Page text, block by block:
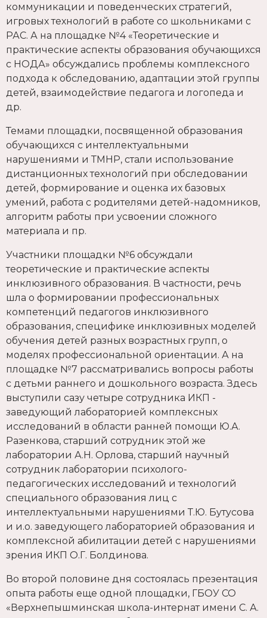
коммуникации и поведенческих стратегий,
игровых технологий в работе со школьниками с
РАС. А на площадке №4 «Теоретические и
практические аспекты образования обучающихся
с НОДА» обсуждались проблемы комплексного
подхода к обследованию, адаптации этой группы
детей, взаимодействие педагога и логопеда и
др.
Темами площадки, посвященной образования
обучающихся с интеллектуальными
нарушениями и ТМНР, стали использование
дистанционных технологий при обследовании
детей, формирование и оценка их базовых
умений, работа с родителями детей-надомников,
алгоритм работы при усвоении сложного
материала и пр.
Участники площадки №6 обсуждали
теоретические и практические аспекты
инклюзивного образования. В частности, речь
шла о формировании профессиональных
компетенций педагогов инклюзивного
образования, специфике инклюзивных моделей
обучения детей разных возрастных групп, о
моделях профессиональной ориентации. А на
площадке №7 рассматривались вопросы работы
с детьми раннего и дошкольного возраста. Здесь
выступили сазу четыре сотрудника ИКП -
заведующий лабораторией комплексных
исследований в области ранней помощи Ю.А.
Разенкова, старший сотрудник этой же
лаборатории А.Н. Орлова, старший научный
сотрудник лаборатории психолого-
педагогических исследований и технологий
специального образования лиц с
интеллектуальными нарушениями Т.Ю. Бутусова
и и.о. заведующего лабораторией образования и
комплексной абилитации детей с нарушениями
зрения ИКП О.Г. Болдинова.
Во второй половине дня состоялась презентация
опыта работы еще одной площадки, ГБОУ СО
«Верхнепышминская школа-интернат имени С. А.